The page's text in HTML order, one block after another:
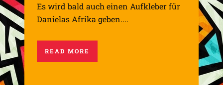
Es wird bald auch einen Aufkleber für
Danielas Afrika geben....
READ MORE